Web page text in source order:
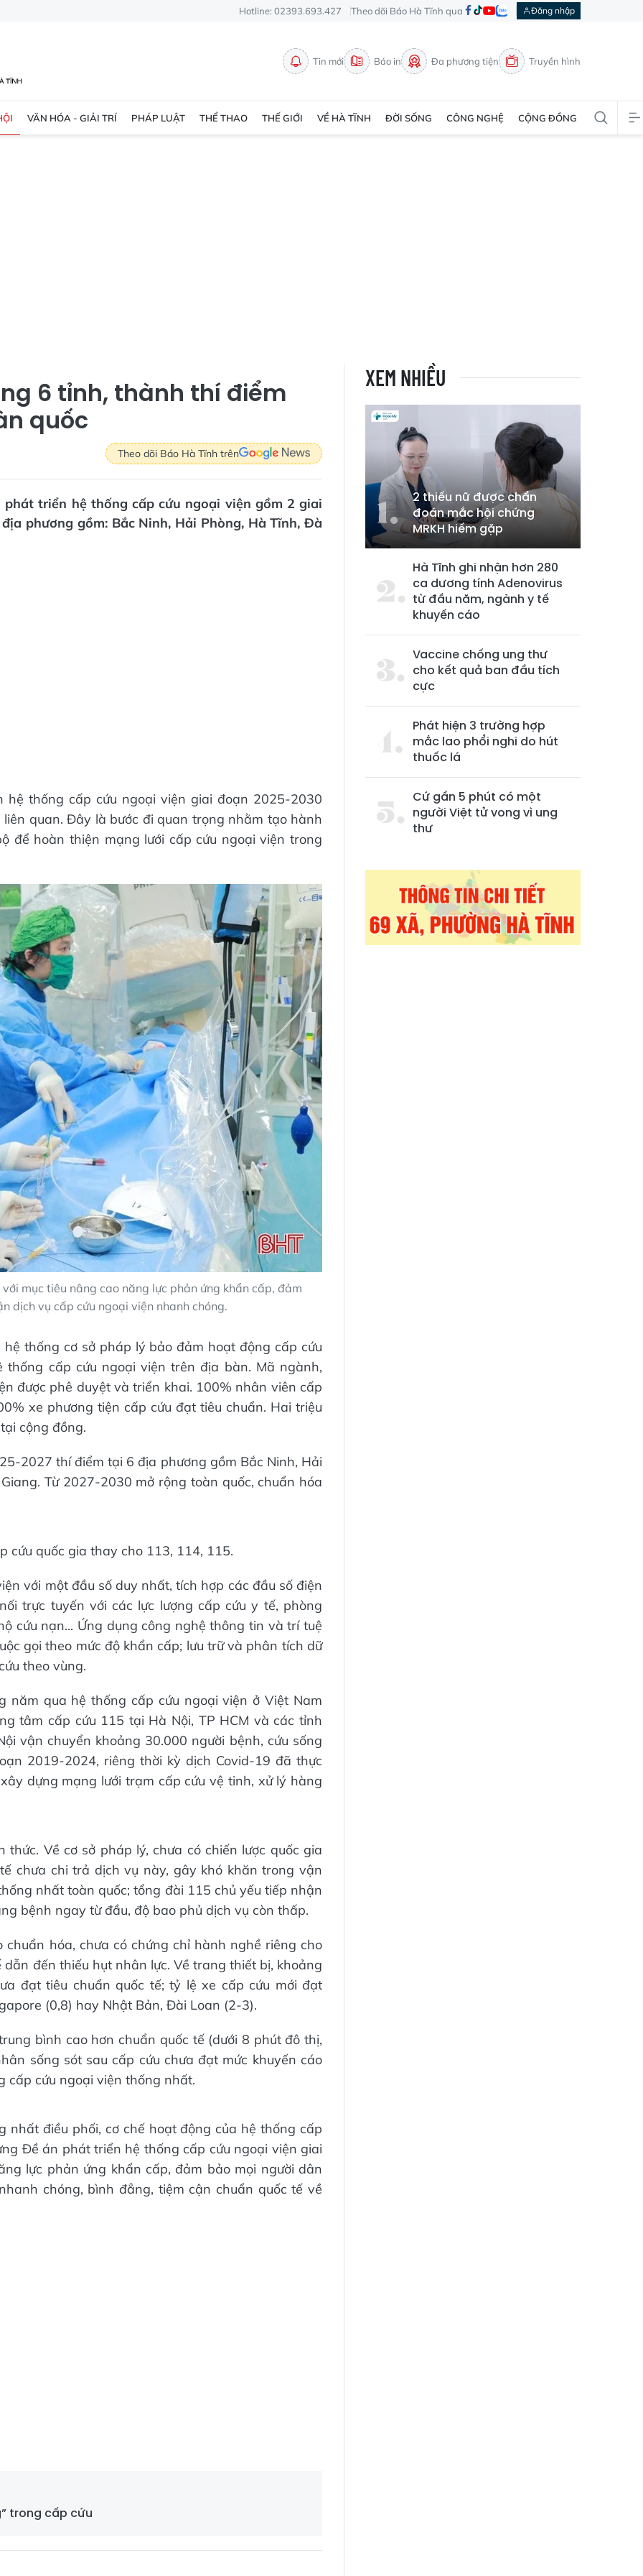
Hotline: 02393.693.427 Theo dõi Báo Hà Tĩnh qua Đăng nhập
Tin mới Báo in Đa phương tiện Truyền hình
VĂN HÓA - GIẢI TRÍ PHÁP LUẬT THỂ THAO THẾ GIỚI VỀ HÀ TĨNH ĐỜI SỐNG CÔNG NGHỆ CỘNG ĐỒNG
6 tỉnh, thành thí điểm
quốc
Theo dõi Báo Hà Tĩnh trên
triển hệ thống cấp cứu ngoại viện gồm 2 giai
phương gồm: Bắc Ninh, Hải Phòng, Hà Tĩnh, Đà
thống cấp cứu ngoại viện giai đoạn 2025-2030
quan. Đây là bước đi quan trọng nhằm tạo hành
để hoàn thiện mạng lưới cấp cứu ngoại viện trong
mục tiêu nâng cao năng lực phản ứng khẩn cấp, đảm
dịch vụ cấp cứu ngoại viện nhanh chóng.
thống cơ sở pháp lý bảo đảm hoạt động cấp cứu
cấp cứu ngoại viện trên địa bàn. Mã ngành,
được phê duyệt và triển khai. 100% nhân viên cấp
xe phương tiện cấp cứu đạt tiêu chuẩn. Hai triệu
cộng đồng.
2027 thí điểm tại 6 địa phương gồm Bắc Ninh, Hải
Từ 2027-2030 mở rộng toàn quốc, chuẩn hóa
cứu quốc gia thay cho 113, 114, 115.
với một đầu số duy nhất, tích hợp các đầu số điện
trực tuyến với các lực lượng cấp cứu y tế, phòng
cứu nạn... Ứng dụng công nghệ thông tin và trí tuệ
gọi theo mức độ khẩn cấp; lưu trữ và phân tích dữ
theo vùng.
năm qua hệ thống cấp cứu ngoại viện ở Việt Nam
tâm cấp cứu 115 tại Hà Nội, TP HCM và các tỉnh
vận chuyển khoảng 30.000 người bệnh, cứu sống
2019-2024, riêng thời kỳ dịch Covid-19 đã thực
dựng mạng lưới trạm cấp cứu vệ tinh, xử lý hàng
Về cơ sở pháp lý, chưa có chiến lược quốc gia
chưa chi trả dịch vụ này, gây khó khăn trong vận
nhất toàn quốc; tổng đài 115 chủ yếu tiếp nhận
bệnh ngay từ đầu, độ bao phủ dịch vụ còn thấp.
hóa, chưa có chứng chỉ hành nghề riêng cho
đến thiếu hụt nhân lực. Về trang thiết bị, khoảng
đạt tiêu chuẩn quốc tế; tỷ lệ xe cấp cứu mới đạt
(0,8) hay Nhật Bản, Đài Loan (2-3).
bình cao hơn chuẩn quốc tế (dưới 8 phút đô thị,
sống sót sau cấp cứu chưa đạt mức khuyến cáo
cấp cứu ngoại viện thống nhất.
nhất điều phối, cơ chế hoạt động của hệ thống cấp
Đề án phát triển hệ thống cấp cứu ngoại viện giai
lực phản ứng khẩn cấp, đảm bảo mọi người dân
chóng, bình đẳng, tiệm cận chuẩn quốc tế về
trong cấp cứu
XEM NHIỀU
2 thiếu nữ được chẩn
đoán mắc hội chứng
MRKH hiếm gặp
Hà Tĩnh ghi nhận hơn 280
ca dương tính Adenovirus
từ đầu năm, ngành y tế
khuyến cáo
Vaccine chống ung thư
cho kết quả ban đầu tích
cực
Phát hiện 3 trường hợp
mắc lao phổi nghi do hút
thuốc lá
Cứ gần 5 phút có một
người Việt tử vong vì ung
thư